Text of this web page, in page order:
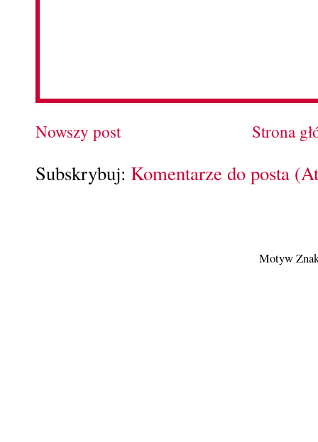
Nowszy post Strona
Subskrybuj: Komentarze do posta
Motyw